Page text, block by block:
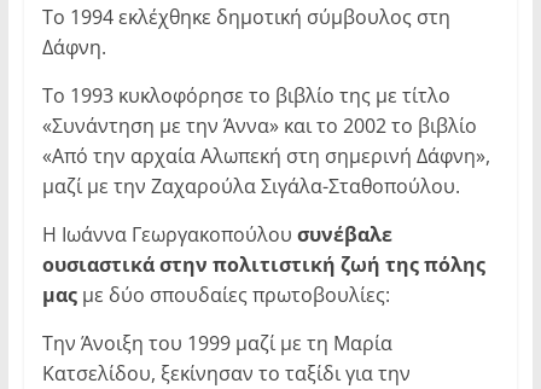
Το 1994 εκλέχθηκε δημοτική σύμβουλος στη
Δάφνη.
Το 1993 κυκλοφόρησε το βιβλίο της με τίτλο
«Συνάντηση με την Άννα» και το 2002 το βιβλίο
«Από την αρχαία Αλωπεκή στη σημερινή Δάφνη»,
μαζί με την Ζαχαρούλα Σιγάλα-Σταθοπούλου.
Η Ιωάννα Γεωργακοπούλου συνέβαλε
ουσιαστικά στην πολιτιστική ζωή της πόλης
μαςμε δύο σπουδαίες πρωτοβουλίες:
Την Άνοιξη του 1999 μαζί με τη Μαρία
Κατσελίδου, ξεκίνησαν το ταξίδι για την